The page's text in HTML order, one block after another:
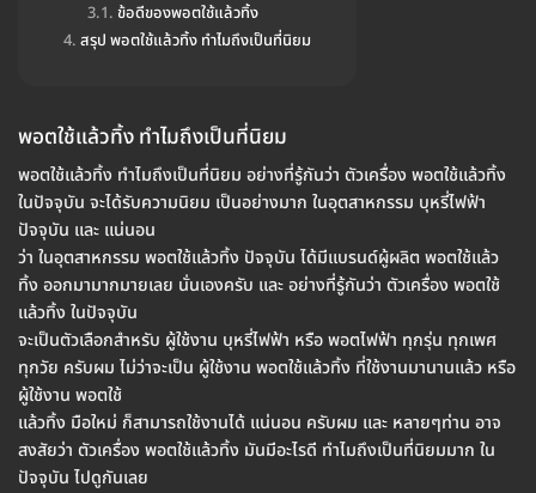
ข้อดีของพอตใช้แล้วทิ้ง
สรุป พอตใช้แล้วทิ้ง ทำไมถึงเป็นที่นิยม
พอตใช้แล้วทิ้ง ทำไมถึงเป็นที่นิยม
พอตใช้แล้วทิ้ง ทำไมถึงเป็นที่นิยม อย่างที่รู้กันว่า ตัวเครื่อง พอตใช้แล้วทิ้ง
ในปัจจุบัน จะได้รับความนิยม เป็นอย่างมาก ในอุตสาหกรรม บุหรี่ไฟฟ้า
ปัจจุบัน และ แน่นอน
ว่า ในอุตสาหกรรม พอตใช้แล้วทิ้ง ปัจจุบัน ได้มีแบรนด์ผู้ผลิต พอตใช้แล้ว
ทิ้ง ออกมามากมายเลย นั่นเองครับ และ อย่างที่รู้กันว่า ตัวเครื่อง พอตใช้
แล้วทิ้ง ในปัจจุบัน
จะเป็นตัวเลือกสำหรับ ผู้ใช้งาน บุหรี่ไฟฟ้า หรือ พอตไฟฟ้า ทุกรุ่น ทุกเพศ
ทุกวัย ครับผม ไม่ว่าจะเป็น ผู้ใช้งาน พอตใช้แล้วทิ้ง ที่ใช้งานมานานแล้ว หรือ
ผู้ใช้งาน พอตใช้
แล้วทิ้ง มือใหม่ ก็สามารถใช้งานได้ แน่นอน ครับผม และ หลายๆท่าน อาจ
สงสัยว่า ตัวเครื่อง พอตใช้แล้วทิ้ง มันมีอะไรดี ทำไมถึงเป็นที่นิยมมาก ใน
ปัจจุบัน ไปดูกันเลย